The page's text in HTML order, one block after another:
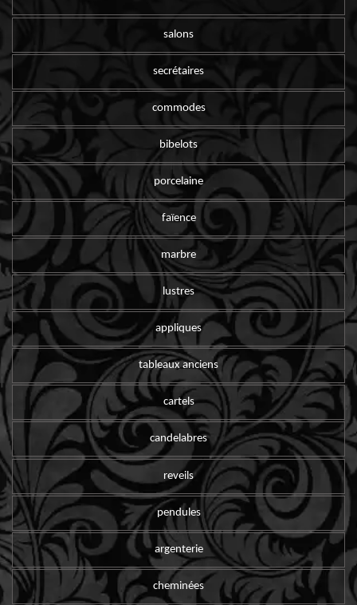
salons
secrétaires
commodes
bibelots
porcelaine
faïence
marbre
lustres
appliques
tableaux anciens
cartels
candelabres
reveils
pendules
argenterie
cheminées